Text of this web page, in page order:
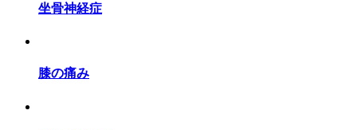
坐骨神経症
膝の痛み